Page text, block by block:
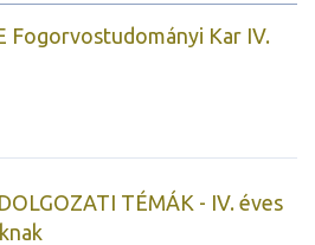
Fogorvostudományi Kar IV.
TÉMÁK - IV. éves